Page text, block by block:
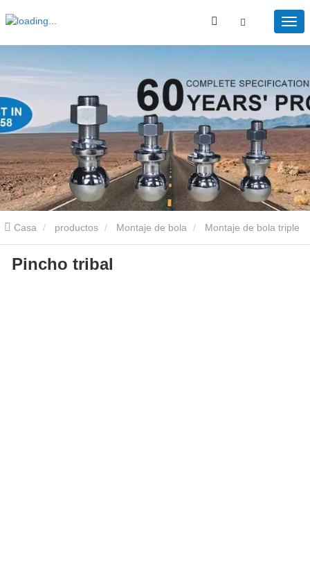
Casa productos Montaje de bola Montaje de bola triple
Tribal
Pincho tribal